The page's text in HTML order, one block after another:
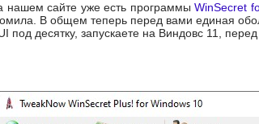
нашем сайте уже есть программыWinSecret
В общем теперь перед вами единая
под десятку, запускаете на Виндовс 11,